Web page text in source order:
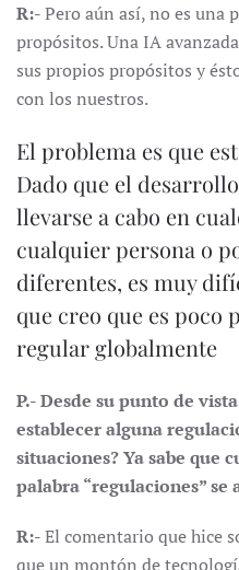
R:-Pero aún así, no es una
propósitos. Una IA
sus propios propósitos y
con los nuestros.
El problema es que
Dado que el
llevarse a cabo en
cualquier persona o
diferentes, es muy
que creo que es poco
regular globalmente
P.- Desde su punto de
establecer alguna
situaciones? Ya sabe que
palabra “regulaciones” se
R:-El comentario que hice
que un montón de